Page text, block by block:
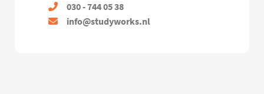
030 - 744 05 38
info@studyworks.nl